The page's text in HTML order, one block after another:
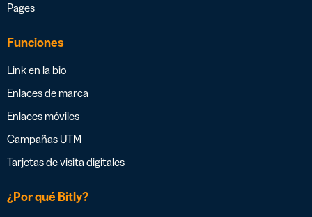
Pages
Funciones
Link en la bio
Enlaces de marca
Enlaces móviles
Campañas UTM
Tarjetas de visita digitales
¿Por qué Bitly?